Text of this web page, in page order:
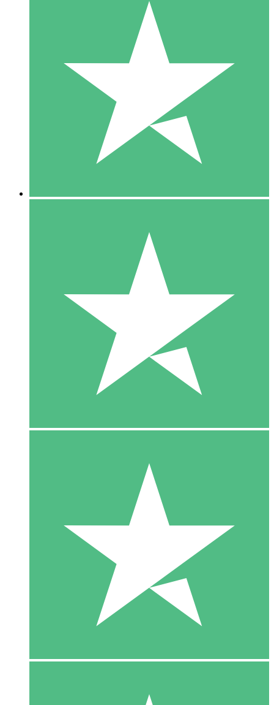
Paquetes de Créditos Individuales
Paga según el uso con créditos de descarga. Sin compromiso
10 00
10 Descargas
20 00